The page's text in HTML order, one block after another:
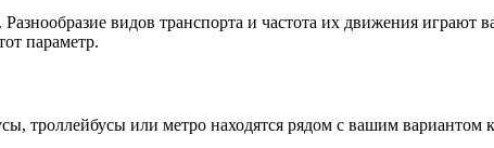
видов транспорта и частота их движения
параметр.
троллейбусы или метро находятся рядом с вашим